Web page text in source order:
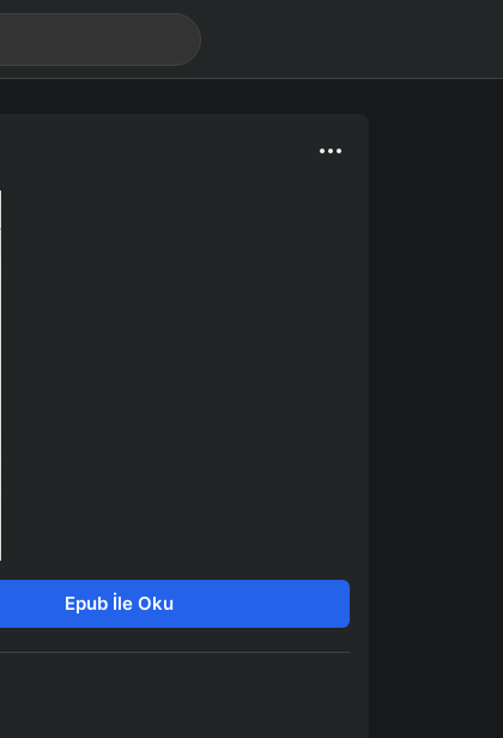
Epub İle Oku